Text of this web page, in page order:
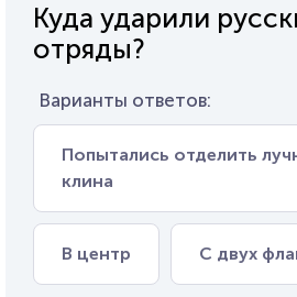
Куда ударили
отряды?
Варианты ответов:
Попытались отделить
клина
В центр С двух